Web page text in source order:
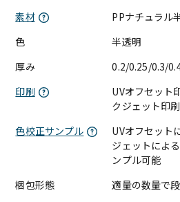
素材
PPナチュラル
色
半透明
厚み
0.2/0.25/0.3/
印刷
UVオフセット
クジェット印
色校正サンプル
UVオフセット
ジェットによ
ンプル可能
梱包形態
適量の数量で